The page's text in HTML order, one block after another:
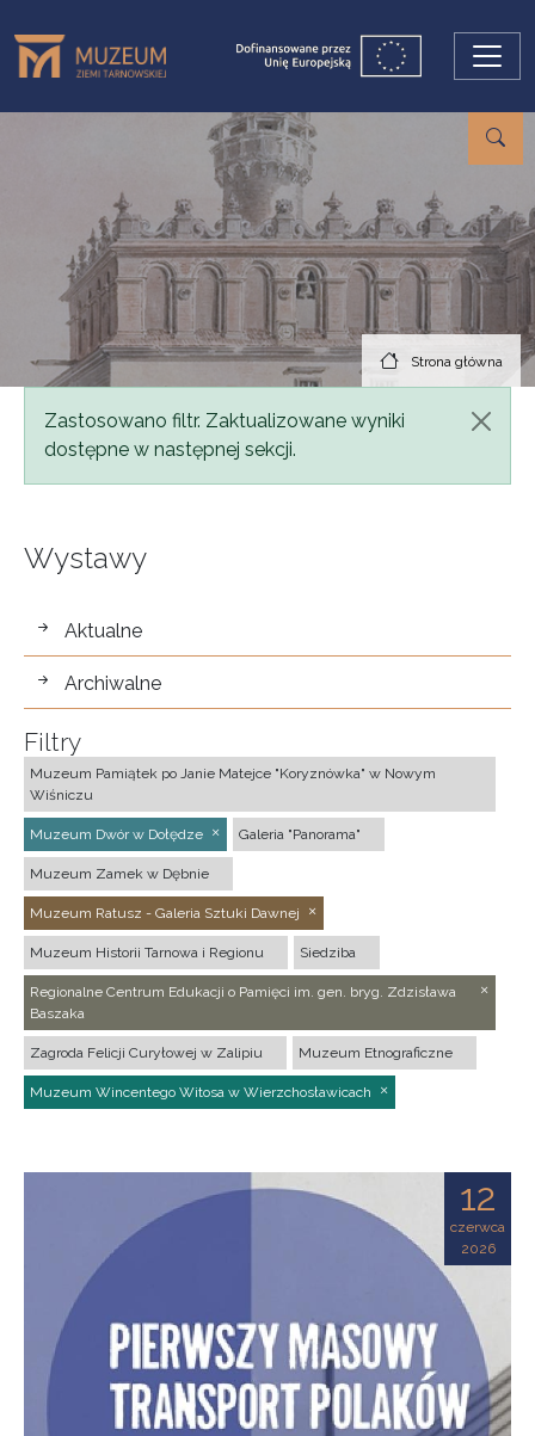
Strona główna
Komunikat
Zastosowano filtr. Zaktualizowane wyniki
dostępne w następnej sekcji.
Wystawy
wystawy
Aktualne
Archiwalne
Filtry
Muzeum Pamiątek po Janie Matejce "Koryznówka" w Nowym
Wiśniczu
Muzeum Dwór w Dołędze Galeria "Panorama"
Muzeum Zamek w Dębnie
Muzeum Ratusz - Galeria Sztuki Dawnej
Muzeum Historii Tarnowa i Regionu Siedziba
Regionalne Centrum Edukacji o Pamięci im. gen. bryg. Zdzisława
Baszaka
Zagroda Felicji Curyłowej w Zalipiu Muzeum Etnograficzne
Muzeum Wincentego Witosa w Wierzchosławicach
12
czerwca
2026